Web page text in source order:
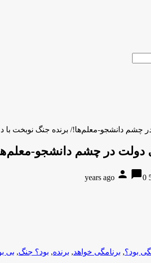
چشم دانشجو-معلم‌ها!/ برنده جنگ نوبخت با
دولت در چشم دانشجو-
person chat_bubble0
بود؟, برنامگی خواهد, برنده, بود؟ جنگ, بی